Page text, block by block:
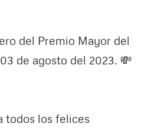
del Premio Mayor del
de agosto del 2023. 💸
todos los felices